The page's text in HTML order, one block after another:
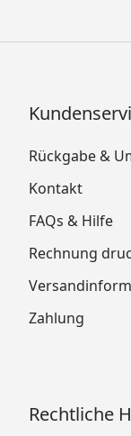
Rückgabe &
Kontakt
FAQs & Hilfe
Rechnung
Zahlung
Rechtliche